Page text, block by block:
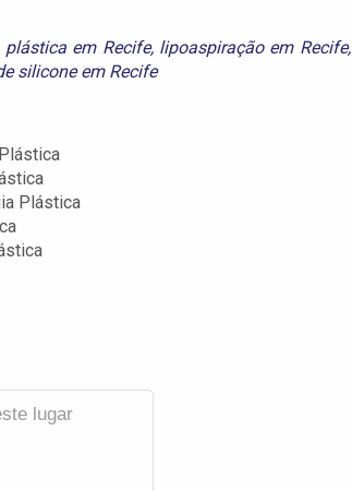
plástica em Recife, lipoaspiração em Recife,
silicone em Recife
Plástica